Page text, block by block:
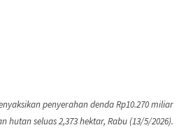
penyerahan denda Rp10.270 miliar
hutan seluas 2,373 hektar, Rabu (13/5/2026).